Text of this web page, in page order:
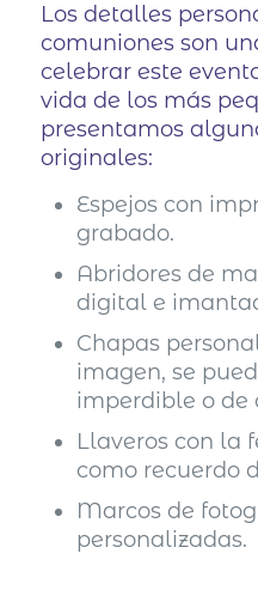
Los detalles
comuniones son
celebrar este
vida de los más
presentamos
originales:
Espejos con
grabado.
Abridores de
digital e
Chapas
imagen, se
imperdible o de
Llaveros con la
como recuerdo
Marcos de
personalizadas.